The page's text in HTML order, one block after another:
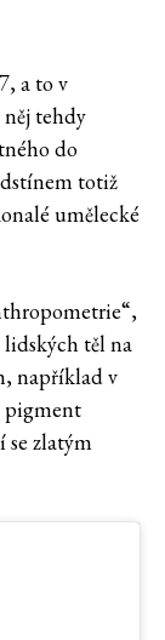
a to v
tehdy
do
totiž
umělecké
těl na
například v
pigment
se zlatým